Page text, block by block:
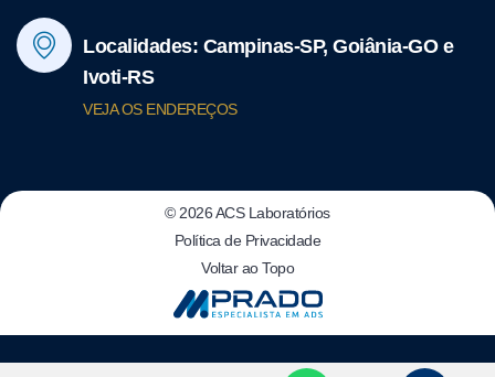
Localidades: Campinas-SP, Goiânia-GO e
Ivoti-RS
VEJA OS ENDEREÇOS
© 2026 ACS Laboratórios
Política de Privacidade
Voltar ao Topo